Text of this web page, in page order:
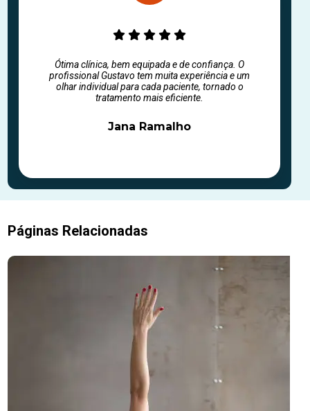
Ótima clínica, bem equipada e de confiança. O
profissional Gustavo tem muita experiência e um
olhar individual para cada paciente, tornado o
tratamento mais eficiente.
Jana Ramalho
Páginas Relacionadas